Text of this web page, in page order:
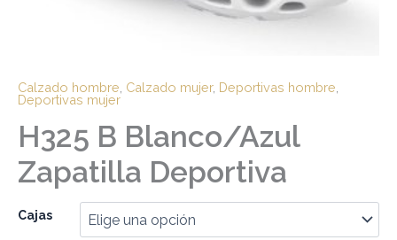
Calzado hombre Calzado mujer, Deportivas hombre
Deportivas mujer
H325 B Blanco/Azul
Zapatilla Deportiva
Cajas